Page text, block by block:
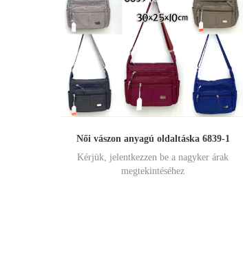
Női vászon anyagú oldaltáska 6839-1
Kérjük, jelentkezzen be a nagyker árak
megtekintéséhez